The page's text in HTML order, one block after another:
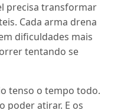
precisa transformar
Cada arma drena
dificuldades mais
tentando se
tenso o tempo todo.
poder atirar. E os